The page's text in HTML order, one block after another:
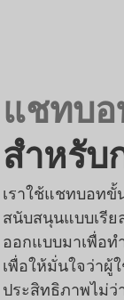
แชทบ
สำหรับ
เราใช้แชทบอทขั้
สนับสนุนแบบเรีย
ออกแบบมาเพื่อ
เพื่อให้มั่นใจว่าผู้
ประสิทธิภาพไม่